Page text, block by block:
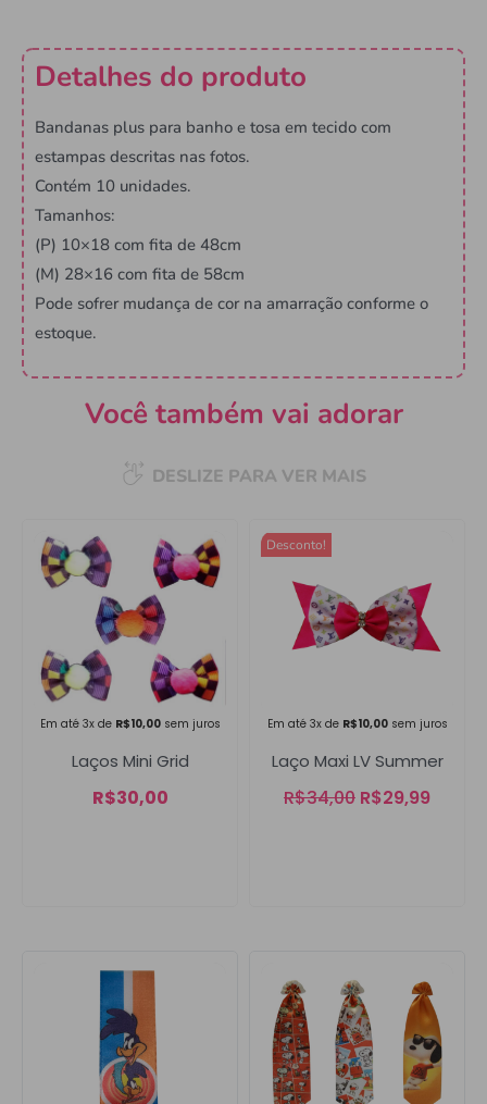
Detalhes do produto
Bandanas plus para banho e tosa em tecido com
estampas descritas nas fotos.
Contém 10 unidades.
Tamanhos:
(P) 10×18 com fita de 48cm
(M) 28×16 com fita de 58cm
Pode sofrer mudança de cor na amarração conforme o
estoque.
Você também vai adorar
DESLIZE PARA VER MAIS
Em até 3x de R$10,00 sem juros
Laços Mini Grid
R$30,00
Desconto!
Em até 3x de R$10,00 sem juros
Laço Maxi LV Summer
R$34,00 R$29,99
Campanha lançada com
Voltar